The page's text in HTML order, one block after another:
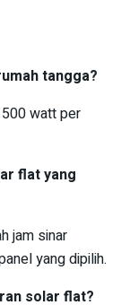
tangga?
watt per
flat yang
jam sinar
yang dipilih.
solar flat?